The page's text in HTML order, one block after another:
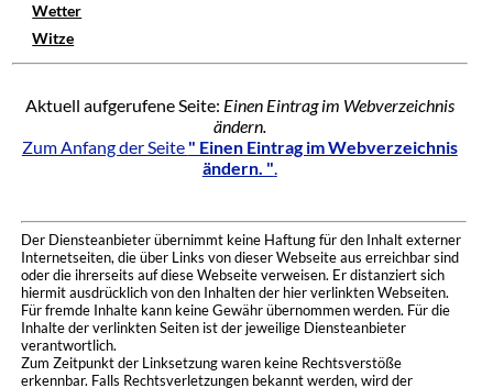
Wetter
Witze
Aktuell aufgerufene Seite: Einen Eintrag im Webverzeichnis
ändern.
Zum Anfang der Seite " Einen Eintrag im Webverzeichnis
ändern. ".
Der Diensteanbieter übernimmt keine Haftung für den Inhalt externer
Internetseiten, die über Links von dieser Webseite aus erreichbar sind
oder die ihrerseits auf diese Webseite verweisen. Er distanziert sich
hiermit ausdrücklich von den Inhalten der hier verlinkten Webseiten.
Für fremde Inhalte kann keine Gewähr übernommen werden. Für die
Inhalte der verlinkten Seiten ist der jeweilige Diensteanbieter
verantwortlich.
Zum Zeitpunkt der Linksetzung waren keine Rechtsverstöße
erkennbar. Falls Rechtsverletzungen bekannt werden, wird der